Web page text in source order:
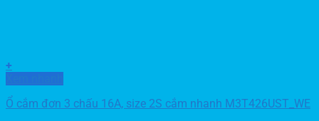
+
Ổ cắm đơn 3 chấu 16A, size 2S cắm nhanh M3T426UST_WE